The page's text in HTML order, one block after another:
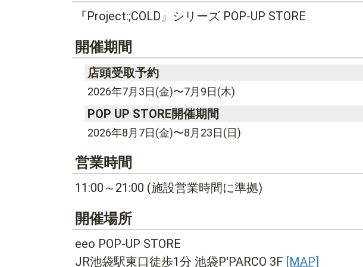
『Project:;COLD』シリーズ POP-UP STORE
開催期間
店頭受取予約
2026年7月3日(金)〜7月9日(木)
POP UP STORE開催期間
2026年8月7日(金)〜8月23日(日)
営業時間
11:00～21:00 (施設営業時間に準拠)
開催場所
eeo POP-UP STORE
JR池袋駅東口徒歩1分 池袋P'PARCO 3F [MAP]